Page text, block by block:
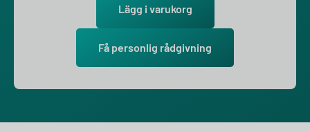
Lägg i varukorg
Få personlig rådgivning